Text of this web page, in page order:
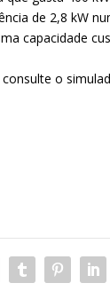
de 2,8 kW
capacidade
o